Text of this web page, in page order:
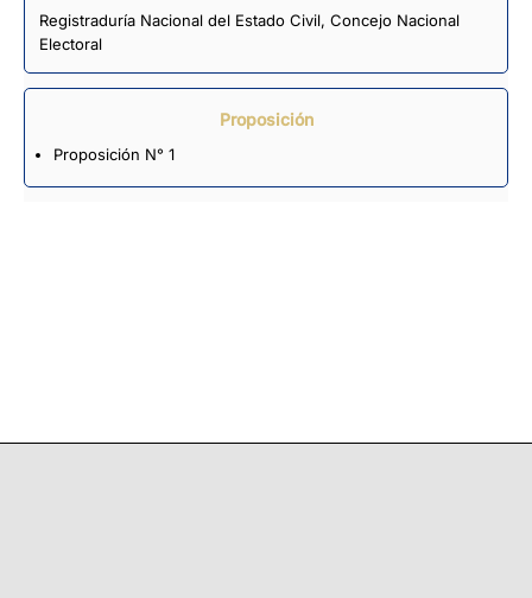
Registraduría Nacional del Estado Civil, Concejo Nacional
Electoral
Proposición
Proposición N° 1